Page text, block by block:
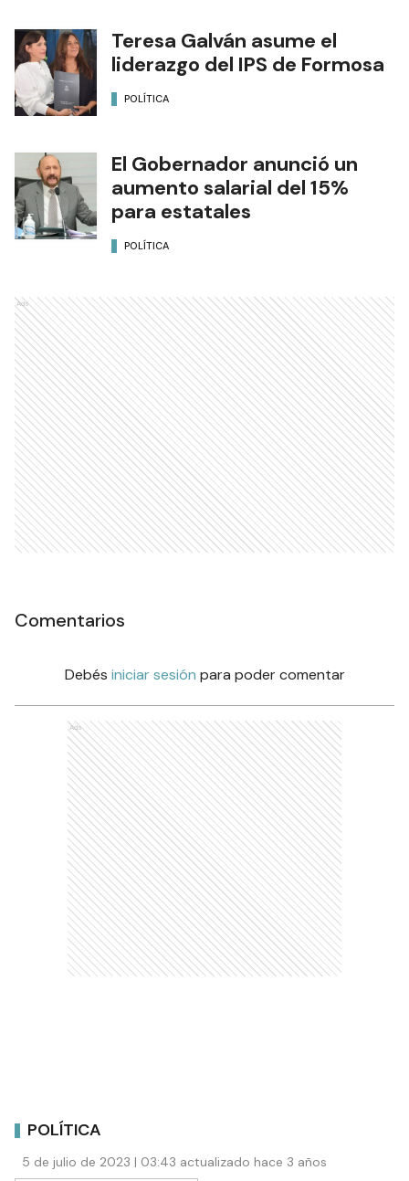
Teresa Galván asume el
liderazgo del IPS de Formosa
POLÍTICA
El Gobernador anunció un
aumento salarial del 15%
para estatales
POLÍTICA
Ads
Comentarios
Debés iniciar sesión para poder comentar
Ads
POLÍTICA
5 de julio de 2023 | 03:43 actualizado hace 3 años